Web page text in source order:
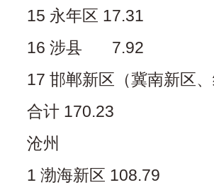
15 永年区 17.31
16 涉县 7.92
17 邯郸新区（冀南新区
合计 170.23
沧州
1 渤海新区 108.79